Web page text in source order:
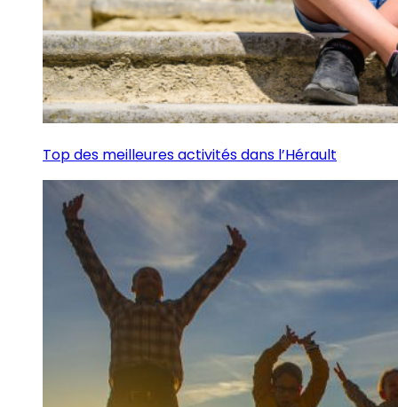
Top des meilleures activités dans l’Hérault